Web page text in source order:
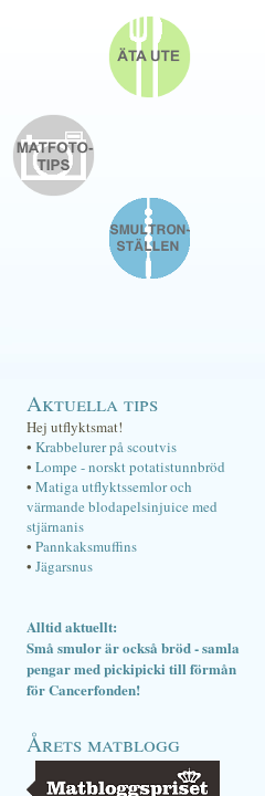
Aktuella tips
Hej utflyktsmat!
• Krabbelurer på scoutvis
• Lompe - norskt potatistunnbröd
• Matiga utflyktssemlor och
värmande blodapelsinjuice med
stjärnanis
• Pannkaksmuffins
• Jägarsnus
Alltid aktuellt:
Små smulor är också bröd - samla
pengar med pickipicki till förmån
för Cancerfonden!
Årets matblogg